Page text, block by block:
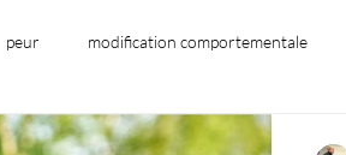
peur modification comportementale
Émotions et bien-être